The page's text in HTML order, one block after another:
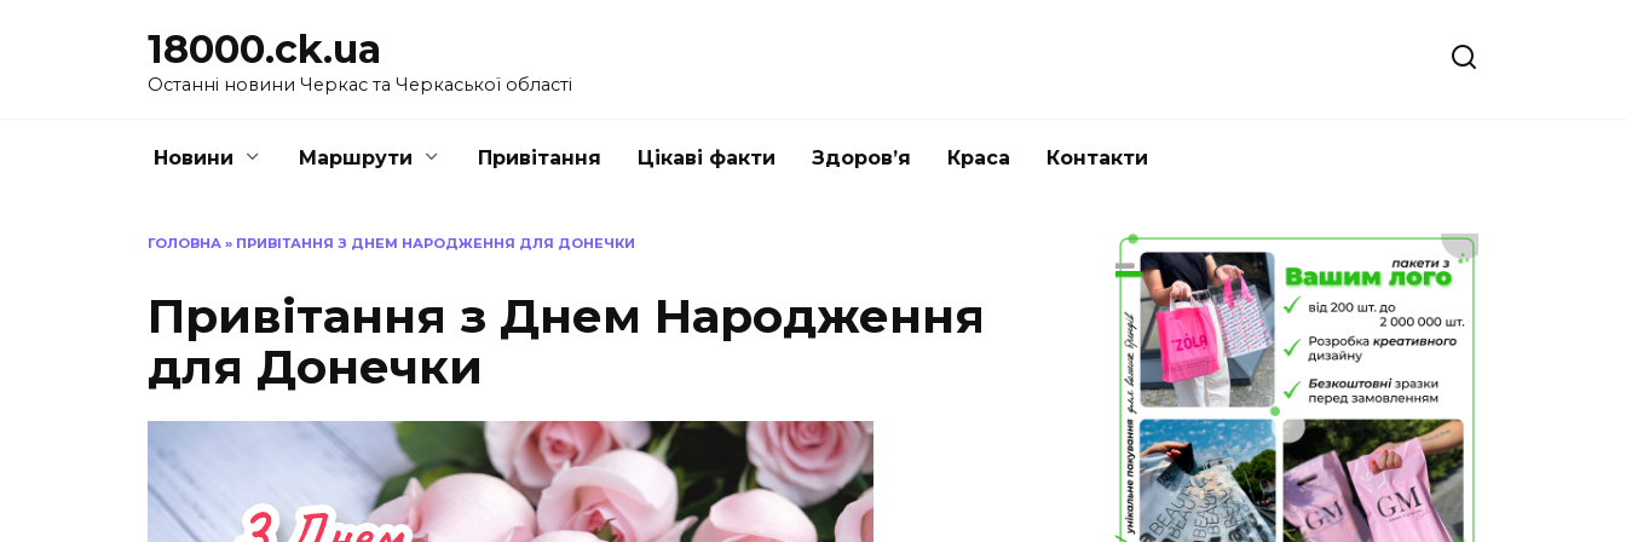
18000.ck.ua
Останні новини Черкас та Черкаської області
Новини Маршрути Привітання Цікаві факти Здоров’я Краса Контакти
ГОЛОВНА » ПРИВІТАННЯ З ДНЕМ НАРОДЖЕННЯ ДЛЯ ДОНЕЧКИ
Привітання з Днем Народження
для Донечки